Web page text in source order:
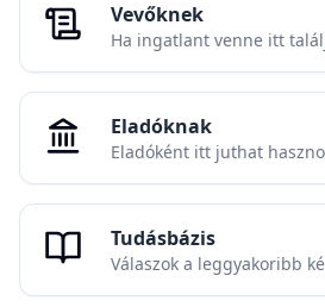
Vevőknek
Ha ingatlant venne itt
Eladóknak
Eladóként itt juthat
Tudásbázis
Válaszok a leggyakoribb